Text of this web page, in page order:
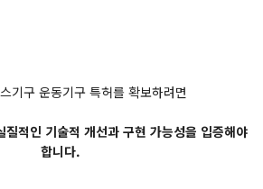
기구 운동기구 특허를 확보하려면
질적인 기술적 개선과 구현 가능성을 입증해야
합니다.